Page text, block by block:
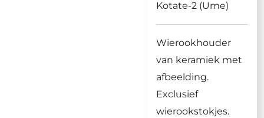
Kotate-2 (Ume)
Wierookhouder
van keramiek met
afbeelding.
Exclusief
wierookstokjes.